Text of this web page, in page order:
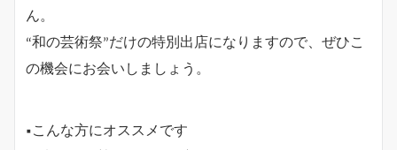
ん。
“和の芸術祭”だけの特別出店になりますので、ぜひこ
の機会にお会いしましょう。
■こんな方にオススメです